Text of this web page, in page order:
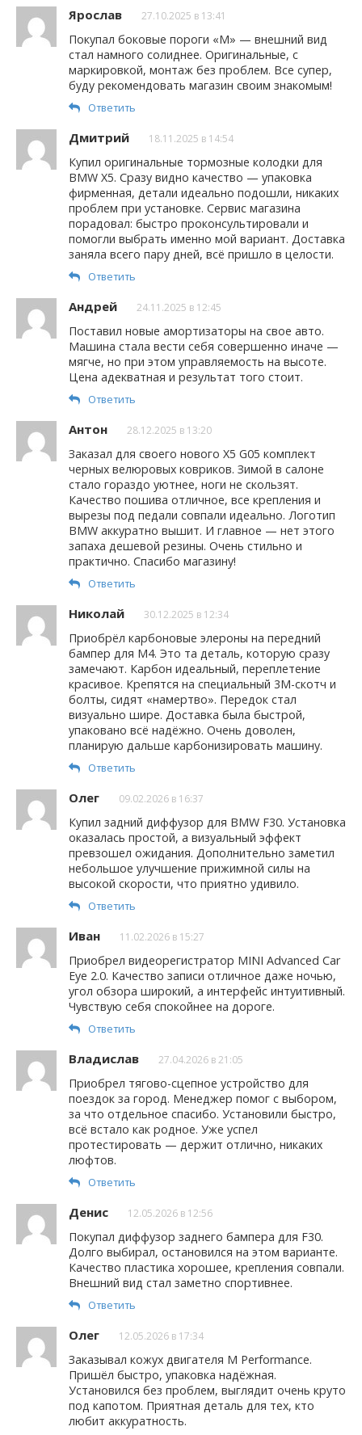
Ярослав 27.10.2025 в 13:41
Покупал боковые пороги «М» — внешний вид
стал намного солиднее. Оригинальные, с
маркировкой, монтаж без проблем. Все супер,
буду рекомендовать магазин своим знакомым!
Ответить
Дмитрий 18.11.2025 в 14:54
Купил оригинальные тормозные колодки для
BMW X5. Сразу видно качество — упаковка
фирменная, детали идеально подошли, никаких
проблем при установке. Сервис магазина
порадовал: быстро проконсультировали и
помогли выбрать именно мой вариант. Доставка
заняла всего пару дней, всё пришло в целости.
Ответить
Андрей 24.11.2025 в 12:45
Поставил новые амортизаторы на свое авто.
Машина стала вести себя совершенно иначе —
мягче, но при этом управляемость на высоте.
Цена адекватная и результат того стоит.
Ответить
Антон 28.12.2025 в 13:20
Заказал для своего нового X5 G05 комплект
черных велюровых ковриков. Зимой в салоне
стало гораздо уютнее, ноги не скользят.
Качество пошива отличное, все крепления и
вырезы под педали совпали идеально. Логотип
BMW аккуратно вышит. И главное — нет этого
запаха дешевой резины. Очень стильно и
практично. Спасибо магазину!
Ответить
Николай 30.12.2025 в 12:34
Приобрёл карбоновые элероны на передний
бампер для М4. Это та деталь, которую сразу
замечают. Карбон идеальный, переплетение
красивое. Крепятся на специальный 3М-скотч и
болты, сидят «намертво». Передок стал
визуально шире. Доставка была быстрой,
упаковано всё надёжно. Очень доволен,
планирую дальше карбонизировать машину.
Ответить
Олег 09.02.2026 в 16:37
Купил задний диффузор для BMW F30. Установка
оказалась простой, а визуальный эффект
превзошел ожидания. Дополнительно заметил
небольшое улучшение прижимной силы на
высокой скорости, что приятно удивило.
Ответить
Иван 11.02.2026 в 15:27
Приобрел видеорегистратор MINI Advanced Car
Eye 2.0. Качество записи отличное даже ночью,
угол обзора широкий, а интерфейс интуитивный.
Чувствую себя спокойнее на дороге.
Ответить
Владислав 27.04.2026 в 21:05
Приобрел тягово-сцепное устройство для
поездок за город. Менеджер помог с выбором,
за что отдельное спасибо. Установили быстро,
всё встало как родное. Уже успел
протестировать — держит отлично, никаких
люфтов.
Ответить
Денис 12.05.2026 в 12:56
Покупал диффузор заднего бампера для F30.
Долго выбирал, остановился на этом варианте.
Качество пластика хорошее, крепления совпали.
Внешний вид стал заметно спортивнее.
Ответить
Олег 12.05.2026 в 17:34
Заказывал кожух двигателя M Performance.
Пришёл быстро, упаковка надёжная.
Установился без проблем, выглядит очень круто
под капотом. Приятная деталь для тех, кто
любит аккуратность.